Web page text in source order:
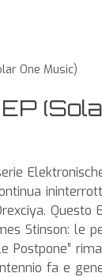
One Music)
Stinson: le
Postpone”
fa e